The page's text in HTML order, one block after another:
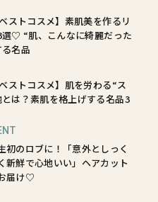
ストコスメ】素肌美を作るリ
♡ “肌、こんなに綺麗だった
名品
ストコスメ】肌を労わる“ス
は？素肌を格上げする名品3
初のロブに！「意外としっく
新鮮で心地いい」ヘアカット
届け♡